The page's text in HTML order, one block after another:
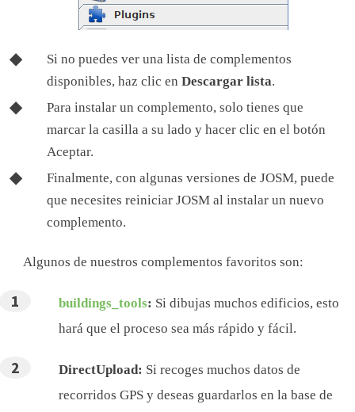
Si no puedes ver una lista de complementos
disponibles, haz clic enDescargar lista.
Para instalar un complemento, solo tienes que
marcar la casilla a su lado y hacer clic en el botón
Aceptar.
Finalmente, con algunas versiones de JOSM, puede
que necesites reiniciar JOSM al instalar un nuevo
complemento.
Algunos de nuestros complementos favoritos son:
buildings_tools: Si dibujas muchos edificios, esto
hará que el proceso sea más rápido y fácil.
DirectUpload: Si recoges muchos datos de
recorridos GPS y deseas guardarlos en la base de